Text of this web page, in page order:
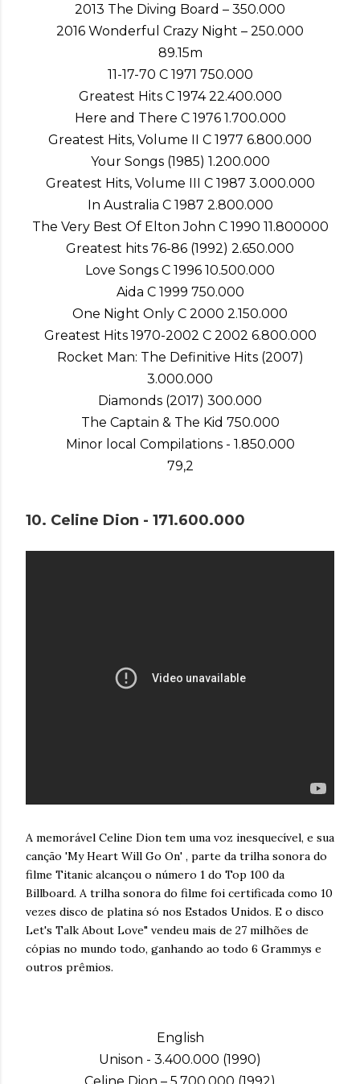
2013 The Diving Board – 350.000
2016 Wonderful Crazy Night – 250.000
89.15m
11-17-70 C 1971 750.000
Greatest Hits C 1974 22.400.000
Here and There C 1976 1.700.000
Greatest Hits, Volume II C 1977 6.800.000
Your Songs (1985) 1.200.000
Greatest Hits, Volume III C 1987 3.000.000
In Australia C 1987 2.800.000
The Very Best Of Elton John C 1990 11.800000
Greatest hits 76-86 (1992) 2.650.000
Love Songs C 1996 10.500.000
Aida C 1999 750.000
One Night Only C 2000 2.150.000
Greatest Hits 1970-2002 C 2002 6.800.000
Rocket Man: The Definitive Hits (2007)
3.000.000
Diamonds (2017) 300.000
The Captain & The Kid 750.000
Minor local Compilations - 1.850.000
79,2
10. Celine Dion - 171.600.000
A memorável Celine Dion tem uma voz inesquecível, e sua
canção 'My Heart Will Go On' , parte da trilha sonora do
filme Titanic alcançou o número 1 do Top 100 da
Billboard. A trilha sonora do filme foi certificada como 10
vezes disco de platina só nos Estados Unidos. E o disco
Let's Talk About Love" vendeu mais de 27 milhões de
cópias no mundo todo, ganhando ao todo 6 Grammys e
outros prêmios.
English
Unison - 3.400.000 (1990)